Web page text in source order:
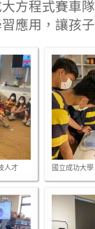
方程式賽車
應用，讓孩
人才 國立成功大